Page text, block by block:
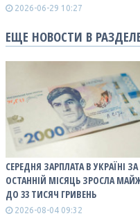
2026-06-29 10:27
ЕЩЕ НОВОСТИ В
СЕРЕДНЯ ЗАРПЛАТА В УКРАЇНІ ЗА
ОСТАННІЙ МІСЯЦЬ ЗРОСЛА
ДО 33 ТИСЯЧ ГРИВЕНЬ
2026-08-04 09:32